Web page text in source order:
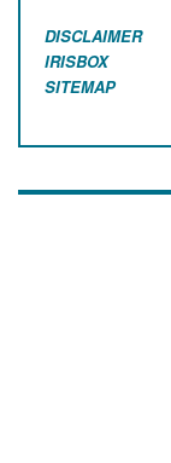
DISCLAIMER
IRISBOX
SITEMAP